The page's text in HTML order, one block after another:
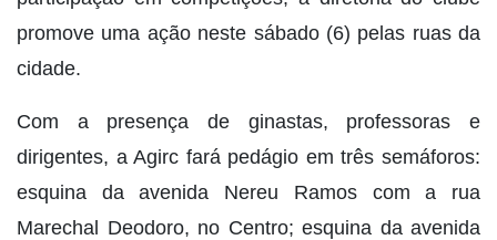
promove uma ação neste sábado (6) pelas ruas da
cidade.
Com a presença de ginastas, professoras e
dirigentes, a Agirc fará pedágio em três semáforos:
esquina da avenida Nereu Ramos com a rua
Marechal Deodoro, no Centro; esquina da avenida